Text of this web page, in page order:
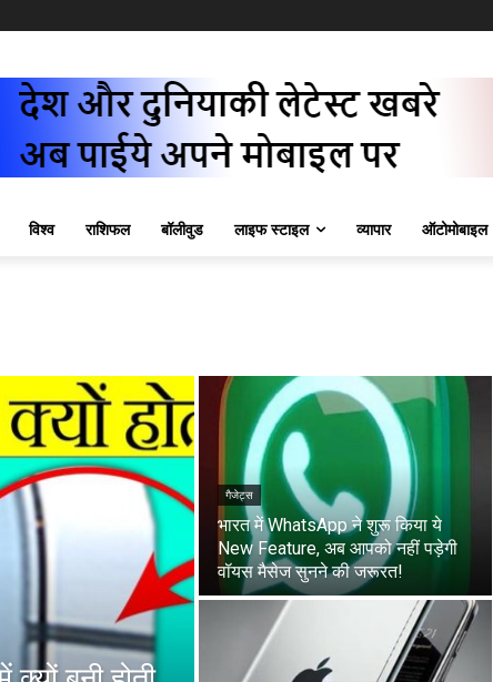
विश्व राशिफल बॉलीवुड लाइफ स्टाइल व्यापार ऑटोमोबाइल
गैजेट्स
भारत में WhatsApp ने शुरू किया ये
New Feature, अब आपको नहीं पड़ेगी
वॉयस मैसेज सुनने की जरूरत!